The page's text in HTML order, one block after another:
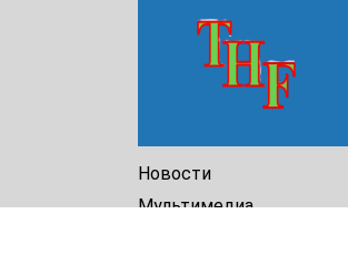
Новости
Мультимедиа